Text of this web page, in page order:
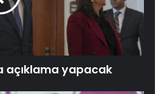
açıklama yapacak